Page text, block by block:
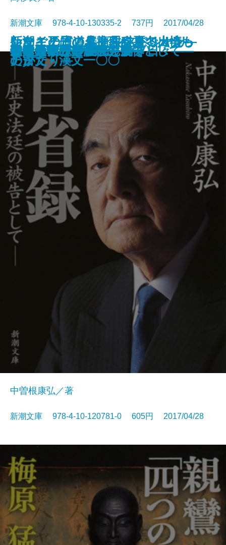
細胞異植
冬虫夏草
いなごの日／クール・ミリオン―
ナサニエル・ウエスト傑作選―
卵を産めない郭公
オリヴァー・ツイスト
カカノムモノ
青年のための読書クラブ
乗合船―慶次郎縁側日記―
自覚―隠蔽捜査5.5―
組織に埋れず
新潮文庫 978-4-10-130335-2 737円 2017/04/28
自省録―歴史法廷の被告として―
中曽根康弘／著
新潮文庫 978-4-10-120781-0 605円 2017/04/28
親鸞「四つの謎」を解く
春山入り
チャップリン自伝―若き日々―
ケーキ王子の名推理(スペシャリ
テ)2
シマイチ古道具商―春夏冬人情も
のがたり―
かくも水深き不在
仙丹の契り―僕僕先生―
新潮ことばの扉 教科書で出会っ
た古文・漢文一〇〇
磁極反転の日